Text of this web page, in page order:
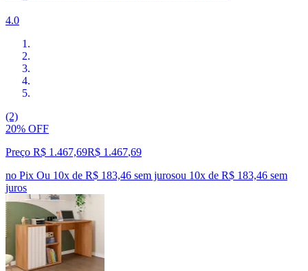
4.0
(2)
20% OFF
Preço R$ 1.467,69R$ 1.467,69
no Pix Ou 10x de R$ 183,46 sem jurosou 10x de R$ 183,46 sem
juros